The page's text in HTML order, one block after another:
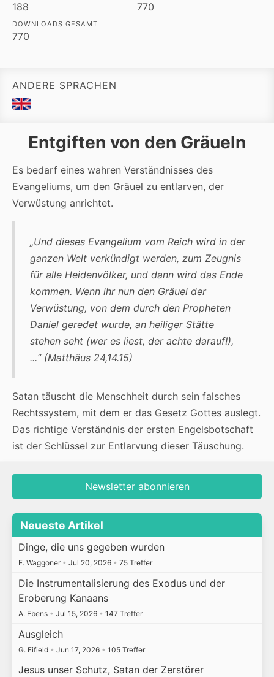
188 770
DOWNLOADS GESAMT
770
ANDERE SPRACHEN
Entgiften von den Gräueln
Es bedarf eines wahren Verständnisses des
Evangeliums, um den Gräuel zu entlarven, der
Verwüstung anrichtet.
„Und dieses Evangelium vom Reich wird in der
ganzen Welt verkündigt werden, zum Zeugnis
für alle Heidenvölker, und dann wird das Ende
kommen. Wenn ihr nun den Gräuel der
Verwüstung, von dem durch den Propheten
Daniel geredet wurde, an heiliger Stätte
stehen seht (wer es liest, der achte darauf!),
...“ (Matthäus 24,14.15)
Satan täuscht die Menschheit durch sein falsches
Rechtssystem, mit dem er das Gesetz Gottes auslegt.
Das richtige Verständnis der ersten Engelsbotschaft
ist der Schlüssel zur Entlarvung dieser Täuschung.
Newsletter abonnieren
Neueste Artikel
Dinge, die uns gegeben wurden
E. Waggoner • Jul 20, 2026 • 75 Treffer
Die Instrumentalisierung des Exodus und der
Eroberung Kanaans
A. Ebens • Jul 15, 2026 • 147 Treffer
Ausgleich
G. Fifield • Jun 17, 2026 • 105 Treffer
Jesus unser Schutz, Satan der Zerstörer